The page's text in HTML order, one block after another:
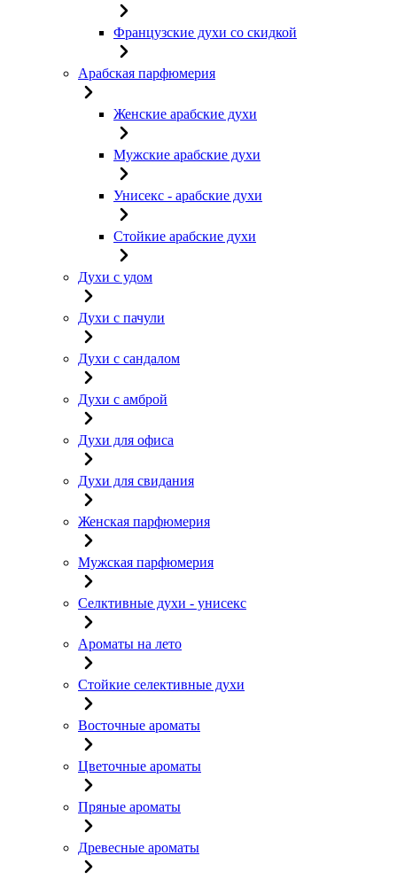
Французские духи со скидкой
Арабская парфюмерия
Женские арабские духи
Мужские арабские духи
Унисекс - арабские духи
Стойкие арабские духи
Духи с удом
Духи с пачули
Духи с сандалом
Духи с амброй
Духи для офиса
Духи для свидания
Женская парфюмерия
Мужская парфюмерия
Селктивные духи - унисекс
Ароматы на лето
Стойкие селективные духи
Восточные ароматы
Цветочные ароматы
Пряные ароматы
Древесные ароматы